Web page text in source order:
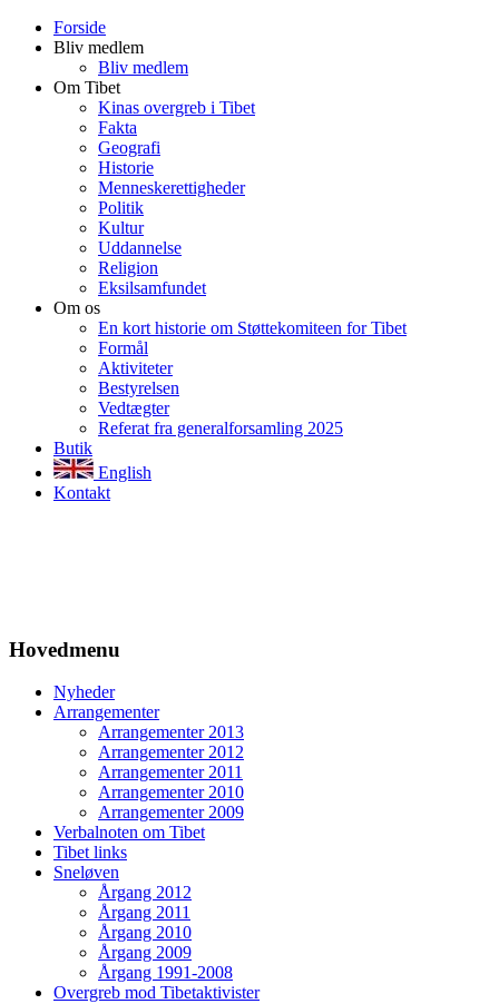
Forside
Bliv medlem
Bliv medlem
Om Tibet
Kinas overgreb i Tibet
Fakta
Geografi
Historie
Menneskerettigheder
Politik
Kultur
Uddannelse
Religion
Eksilsamfundet
Om os
En kort historie om Støttekomiteen for Tibet
Formål
Aktiviteter
Bestyrelsen
Vedtægter
Referat fra generalforsamling 2025
Butik
English
Kontakt
Hovedmenu
Nyheder
Arrangementer
Arrangementer 2013
Arrangementer 2012
Arrangementer 2011
Arrangementer 2010
Arrangementer 2009
Verbalnoten om Tibet
Tibet links
Sneløven
Årgang 2012
Årgang 2011
Årgang 2010
Årgang 2009
Årgang 1991-2008
Overgreb mod Tibetaktivister